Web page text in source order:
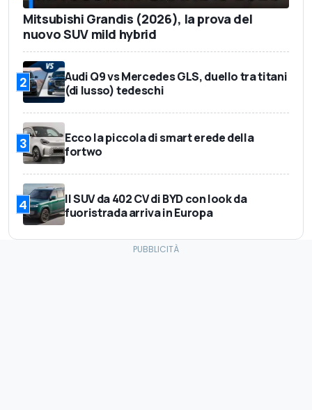
Mitsubishi Grandis (2026), la prova del
nuovo SUV mild hybrid
2
Audi Q9 vs Mercedes GLS, duello tra titani
(di lusso) tedeschi
3
Ecco la piccola di smart erede della
fortwo
4
Il SUV da 402 CV di BYD con look da
fuoristrada arriva in Europa